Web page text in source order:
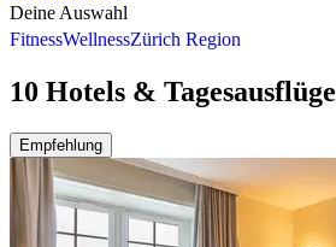
Deine Auswahl
FitnessWellnessZürich Region
10 Hotels & Tagesausflüge
Empfehlung